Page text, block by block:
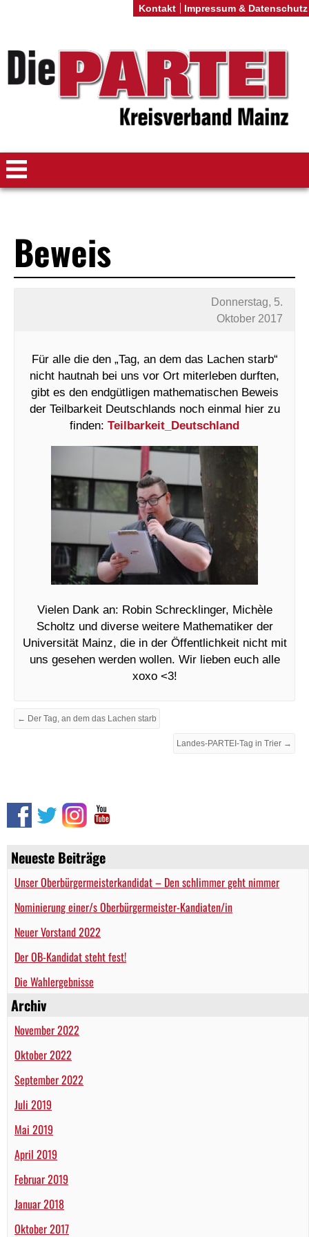
Neueste Beiträge
Unser Oberbürgermeisterkandidat – Den schlimmer geht nimmer
Nominierung einer/s Oberbürgermeister-Kandiaten/in
Neuer Vorstand 2022
Der OB-Kandidat steht fest!
Die Wahlergebnisse
Archiv
November 2022
Oktober 2022
September 2022
Juli 2019
Mai 2019
April 2019
Februar 2019
Januar 2018
Oktober 2017
Beweis
Donnerstag, 5.
Oktober 2017
Für alle die den „Tag, an dem das Lachen starb“
nicht hautnah bei uns vor Ort miterleben durften,
gibt es den endgütligen mathematischen Beweis
der Teilbarkeit Deutschlands noch einmal hier zu
finden: Teilbarkeit_Deutschland
Vielen Dank an: Robin Schrecklinger, Michèle
Scholtz und diverse weitere Mathematiker der
Universität Mainz, die in der Öffentlichkeit nicht mit
uns gesehen werden wollen. Wir lieben euch alle
xoxo <3!
← Der Tag, an dem das Lachen starb
Landes-PARTEI-Tag in Trier →
Kontakt Impressum & Datenschutz